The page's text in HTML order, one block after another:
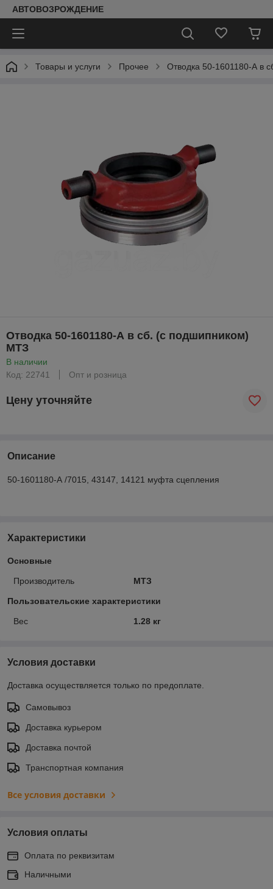
АВТОВОЗРОЖДЕНИЕ
Товары и услуги Прочее Отводка 50-1601180-А в
Отводка 50-1601180-А в сб. (с подшипником)
МТЗ
В наличии
Код: 22741
Опт и розница
Цену уточняйте
Описание
50-1601180-А /7015, 43147, 14121 муфта сцепления
Характеристики
Основные
Производитель МТЗ
Пользовательские характеристики
Вес 1.28 кг
Условия доставки
Доставка осуществляется только по предоплате.
Самовывоз
Доставка курьером
Доставка почтой
Транспортная компания
Все условия доставки
Условия оплаты
Оплата по реквизитам
Наличными